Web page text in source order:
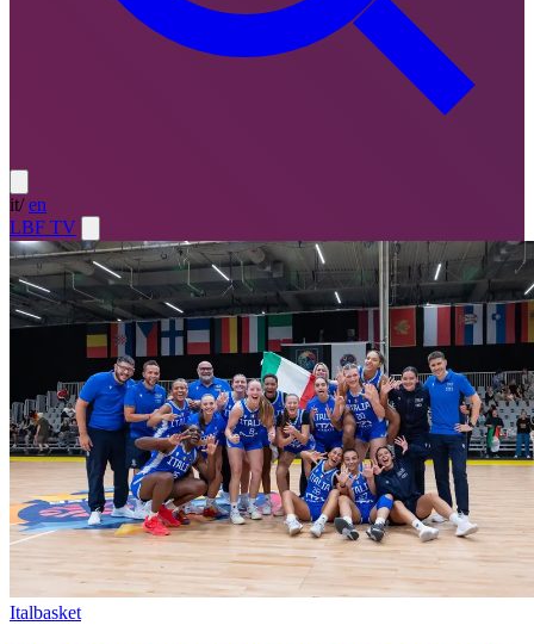
it/ en
LBF TV
Italbasket